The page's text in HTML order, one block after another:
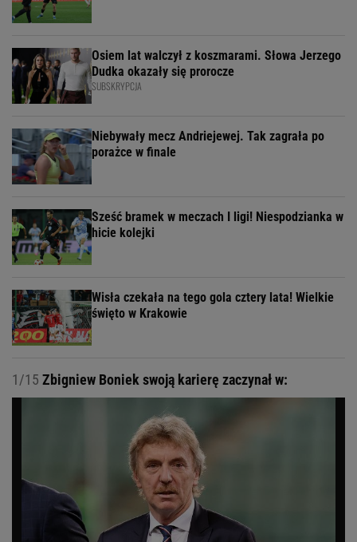
Osiem lat walczył z koszmarami. Słowa Jerzego
Dudka okazały się prorocze
SUBSKRYPCJA
Niebywały mecz Andriejewej. Tak zagrała po
porażce w finale
Sześć bramek w meczach I ligi! Niespodzianka w
hicie kolejki
Wisła czekała na tego gola cztery lata! Wielkie
święto w Krakowie
1/15 Zbigniew Boniek swoją karierę zaczynał w: